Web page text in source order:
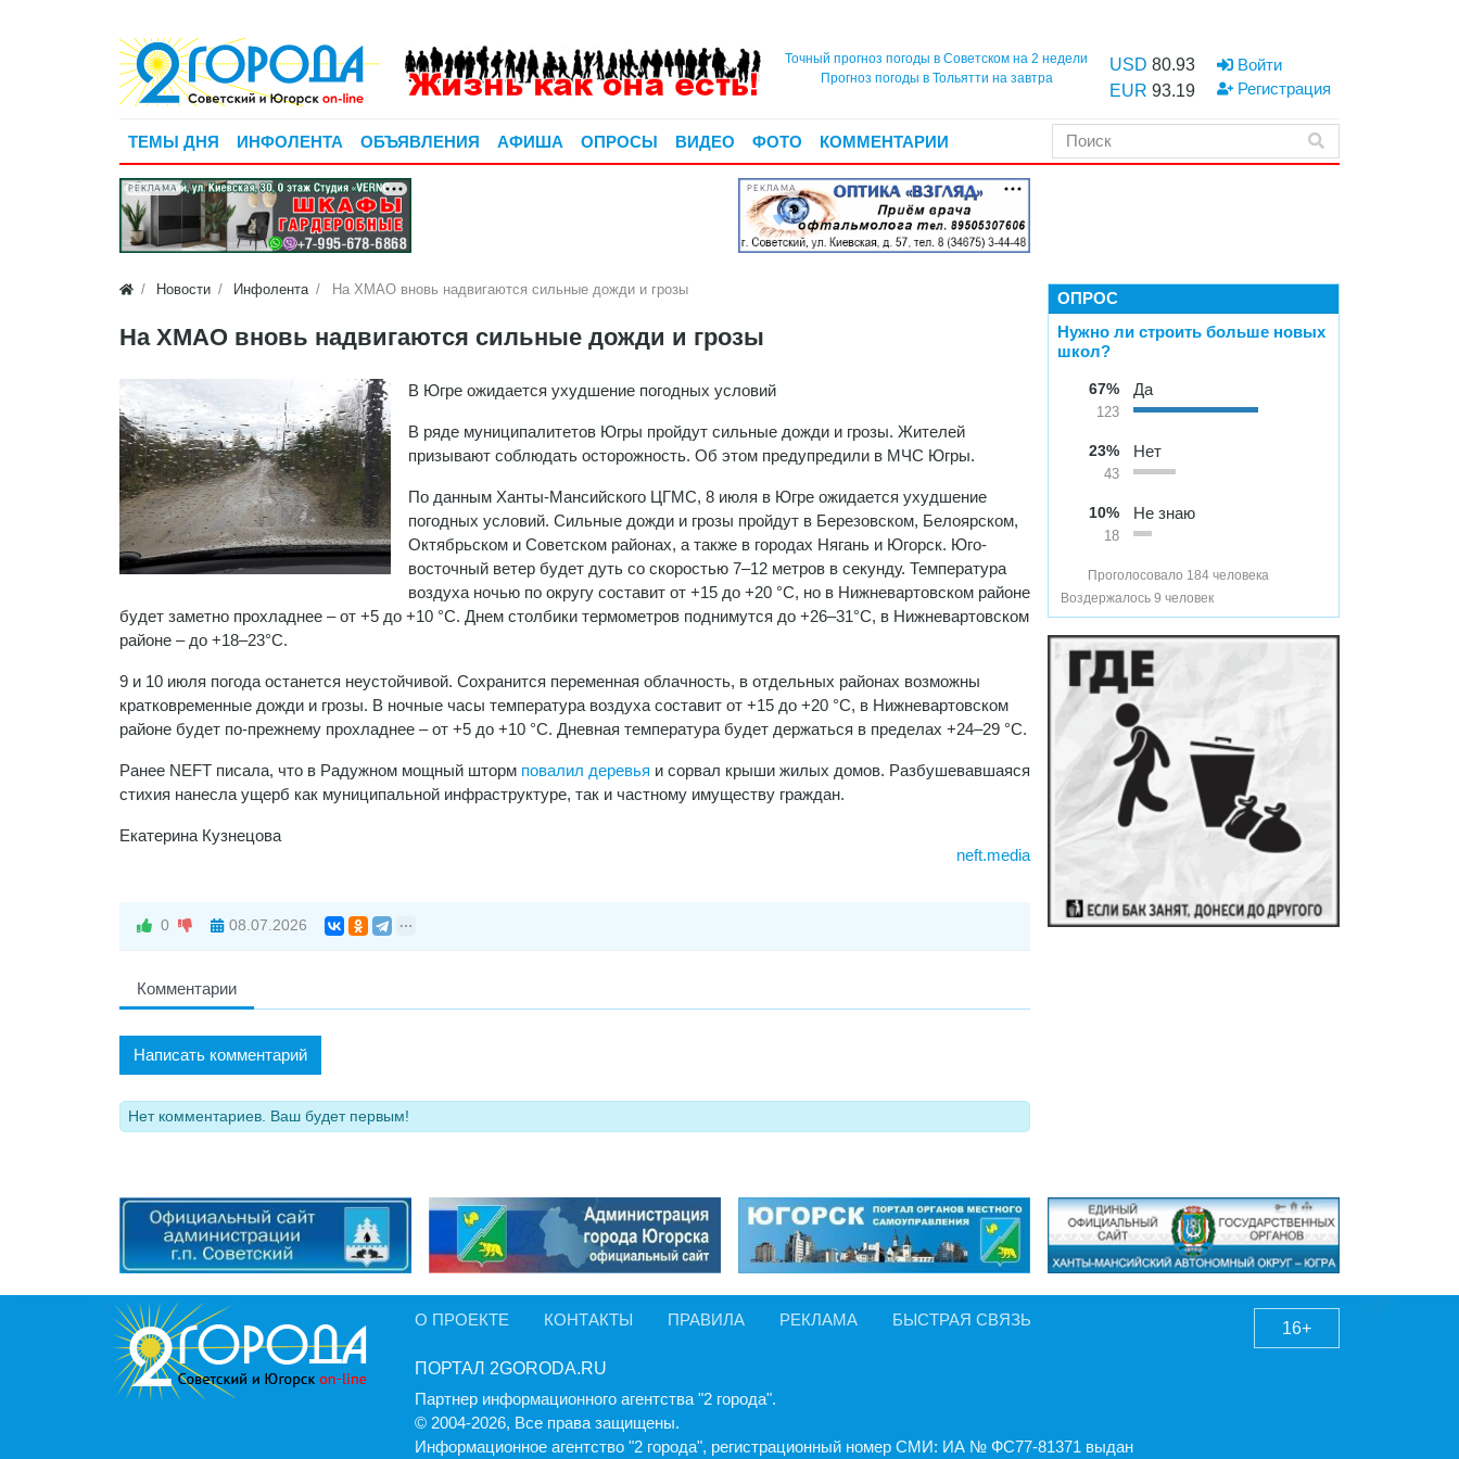
Точный прогноз погоды в Советском на 2 недели
Прогноз погоды в Тольятти на завтра
USD 80.93
EUR 93.19
Войти
Регистрация
ТЕМЫ ДНЯ ИНФОЛЕНТА ОБЪЯВЛЕНИЯ АФИША ОПРОСЫ ВИДЕО ФОТО КОММЕНТАРИИ
РЕКЛАМА РЕКЛАМА
Новости Инфолента На ХМАО вновь надвигаются сильные дожди и грозы
На ХМАО вновь надвигаются сильные дожди и грозы
В Югре ожидается ухудшение погодных условий
В ряде муниципалитетов Югры пройдут сильные дожди и грозы. Жителей
призывают соблюдать осторожность. Об этом предупредили в МЧС Югры.
По данным Ханты-Мансийского ЦГМС, 8 июля в Югре ожидается ухудшение
погодных условий. Сильные дожди и грозы пройдут в Березовском, Белоярском,
Октябрьском и Советском районах, а также в городах Нягань и Югорск. Юго-
восточный ветер будет дуть со скоростью 7–12 метров в секунду. Температура
воздуха ночью по округу составит от +15 до +20 °С, но в Нижневартовском районе
будет заметно прохладнее – от +5 до +10 °С. Днем столбики термометров поднимутся до +26–31°С, в Нижневартовском
районе – до +18–23°С.
9 и 10 июля погода останется неустойчивой. Сохранится переменная облачность, в отдельных районах возможны
кратковременные дожди и грозы. В ночные часы температура воздуха составит от +15 до +20 °С, в Нижневартовском
районе будет по-прежнему прохладнее – от +5 до +10 °С. Дневная температура будет держаться в пределах +24–29 °С.
Ранее NEFT писала, что в Радужном мощный шторм повалил деревья и сорвал крыши жилых домов. Разбушевавшаяся
стихия нанесла ущерб как муниципальной инфраструктуре, так и частному имуществу граждан.
Екатерина Кузнецова
neft.media
0 08.07.2026
Комментарии
Написать комментарий
Нет комментариев. Ваш будет первым!
ОПРОС
Нужно ли строить больше новых
школ?
67%
123
Да
23%
43
Нет
10%
18
Не знаю
Проголосовало 184 человека
Воздержалось 9 человек
О ПРОЕКТЕ КОНТАКТЫ ПРАВИЛА РЕКЛАМА БЫСТРАЯ СВЯЗЬ
ПОРТАЛ 2GORODA.RU
Партнер информационного агентства "2 города".
© 2004-2026, Все права защищены.
Информационное агентство "2 города", регистрационный номер СМИ: ИА № ФС77-81371 выдан
16+